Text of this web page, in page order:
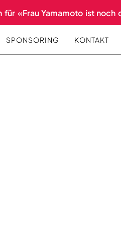
«Frau Yamamoto ist noch da»
SPONSORING KONTAKT